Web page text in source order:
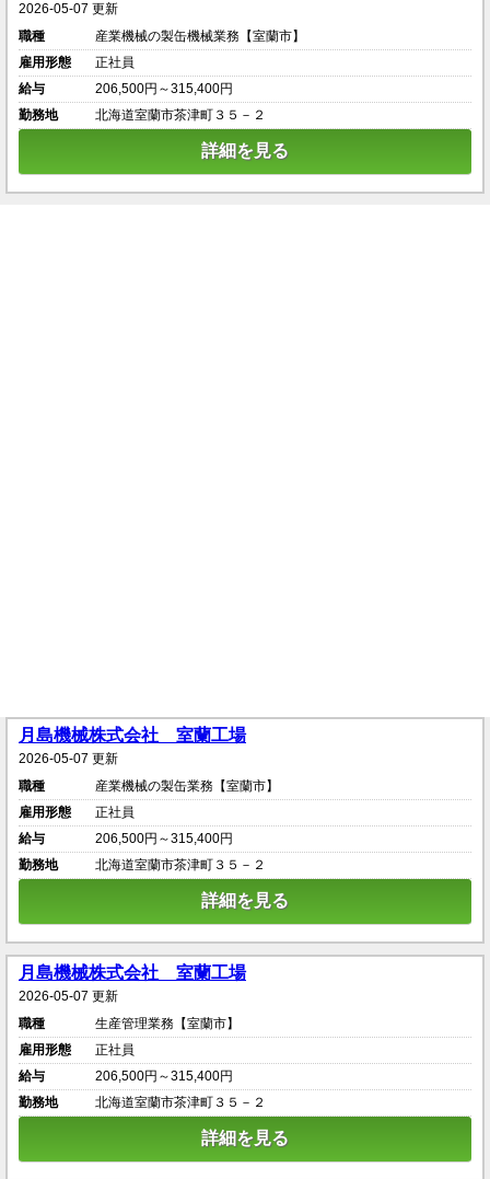
2026-05-07 更新
職種
産業機械の製缶機械業務【室蘭市】
雇用形態
正社員
給与
206,500円～315,400円
勤務地
北海道室蘭市茶津町３５－２
詳細を見る
月島機械株式会社 室蘭工場
2026-05-07 更新
職種
産業機械の製缶業務【室蘭市】
雇用形態
正社員
給与
206,500円～315,400円
勤務地
北海道室蘭市茶津町３５－２
詳細を見る
月島機械株式会社 室蘭工場
2026-05-07 更新
職種
生産管理業務【室蘭市】
雇用形態
正社員
給与
206,500円～315,400円
勤務地
北海道室蘭市茶津町３５－２
詳細を見る